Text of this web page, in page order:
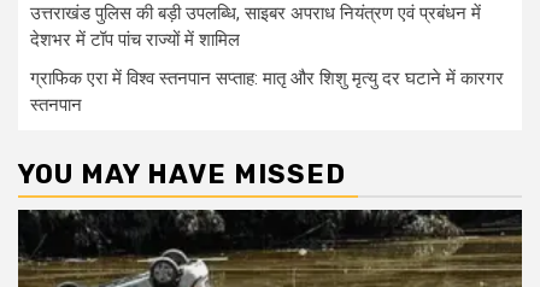
उत्तराखंड पुलिस की बड़ी उपलब्धि, साइबर अपराध नियंत्रण एवं प्रबंधन में
देशभर में टॉप पांच राज्यों में शामिल
ग्राफिक एरा में विश्व स्तनपान सप्ताह: मातृ और शिशु मृत्यु दर घटाने में कारगर
स्तनपान
YOU MAY HAVE MISSED